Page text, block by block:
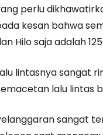
perlu
kesan bahwa
Hilo saja adalah
lintasnya sangat
lalu lintas
sangat